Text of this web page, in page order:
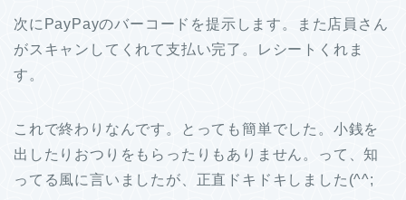
次にPayPayのバーコードを提示します。また店員さん
がスキャンしてくれて支払い完了。レシートくれま
す。
これで終わりなんです。とっても簡単でした。小銭を
出したりおつりをもらったりもありません。って、知
ってる風に言いましたが、正直ドキドキしました(^^;